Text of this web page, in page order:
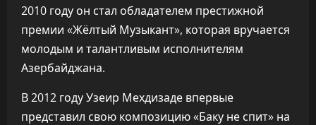
2010 году он стал обладателем престижной
премии «Жёлтый Музыкант», которая вручается
молодым и талантливым исполнителям
Азербайджана.
В 2012 году Узеир Мехдизаде впервые
представил свою композицию «Баку не спит» на